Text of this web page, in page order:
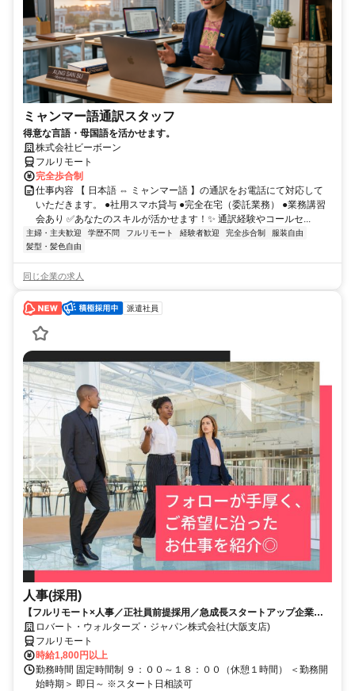
ミャンマー語通訳スタッフ
得意な言語・母国語を活かせます。
株式会社ビーボーン
フルリモート
完全歩合制
仕事内容 【 日本語 ⇔ ミャンマー語 】の通訳をお電話にて対応して
いただきます。 ●社用スマホ貸与 ●完全在宅（委託業務） ●業務講習
会あり ✅あなたのスキルが活かせます！✨ 通訳経験やコールセ...
主婦・主夫歓迎 学歴不問 フルリモート 経験者歓迎 完全歩合制
服装自由
髪型・髪色自由
同じ企業の求人
派遣社員
人事(採用)
【フルリモート×人事／正社員前提採用／急成長スタートアップ企業／
英語】Robert Walters
ロバート・ウォルターズ・ジャパン株式会社(大阪支店)
フルリモート
時給1,800円以上
勤務時間 固定時間制 ９：００～１８：００（休憩１時間） ＜勤務開
始時期＞ 即日～ ※スタート日相談可